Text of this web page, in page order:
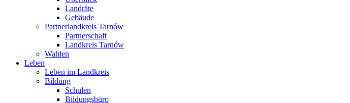
Landräte
Gebäude
Partnerlandkreis Tarnów
Partnerschaft
Landkreis Tarnów
Wahlen
Leben
Leben im Landkreis
Bildung
Schulen
Bildungsbüro